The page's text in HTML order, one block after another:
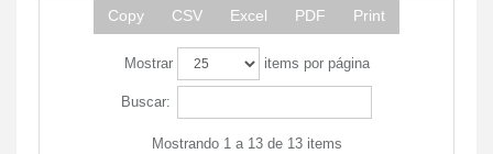
Copy CSV Excel PDF Print
Mostrar items por página
Buscar:
Mostrando 1 a 13 de 13 items